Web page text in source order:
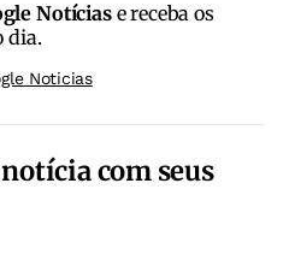
Notíciase receba os
dia.
Noticias
com seus